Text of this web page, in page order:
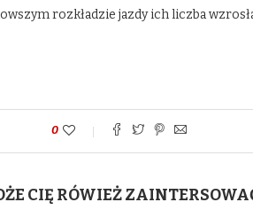
rozkładzie jazdy ich liczba
0
CIĘ RÓWIEŻ